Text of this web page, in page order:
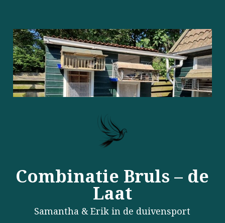
Combinatie Bruls – de
Laat
Samantha & Erik in de duivensport